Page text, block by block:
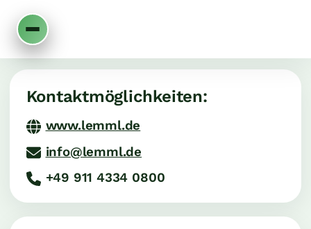
Kontaktmöglichkeiten:
www.lemml.de
info@lemml.de
+49 911 4334 0800